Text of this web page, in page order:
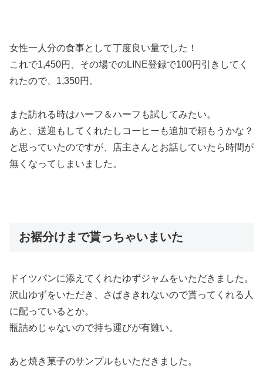
女性一人分の食事として丁度良い量でした！
これで1,450円、その場でのLINE登録で100円引きしてく
れたので、1,350円。
また訪れる時はハーフ＆ハーフも試してみたい。
あと、送迎もしてくれたしコーヒーも追加で頼もうかな？
と思っていたのですが、店主さんとお話していたら時間が
無くなってしまいました。
お裾分けまで貰っちゃいまいた
ドイツパンに添えてくれたゆずジャムをいただきました。
沢山ゆずをいただき、さばききれないので貰ってくれる人
に配っているとか。
瓶詰めじゃないので持ち運びが有難い。
あと焼き菓子のサンプルもいただきました。